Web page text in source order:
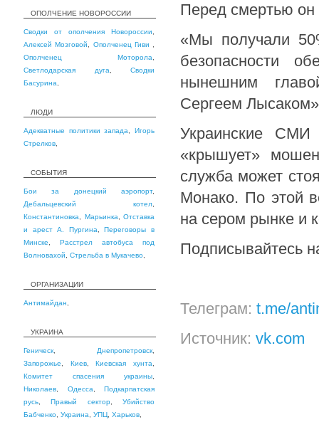
ОПОЛЧЕНИЕ НОВОРОССИИ
Сводки от ополчения Новороссии
Алексей Мозговой
Ополченец Гиви
Ополченец Моторола
Светлодарская дуга
Сводки
Басурина
ЛЮДИ
Адекватные политики запада ,Игорь
Стрелков
СОБЫТИЯ
Бои за донецкий аэропорт,
Дебальцевский котел
Константиновка
Марьинка
Отставка
и арест А. Пургина ,Переговоры в
Минске
Расстрел автобуса под
Волновахой
Стрельба в Мукачево
ОРГАНИЗАЦИИ
Антимайдан
УКРАИНА
Геническ Днепропетровск
Запорожье
Киев,Киевская хунта
Комитет спасения украины
Николаев
Одесса
Подкарпатская
русь ,Правый сектор,Убийство
Бабченко Украина УПЦ Харьков
Перед смертью он
«Мы получали
безопасности
нынешним
Сергеем
Украинские
«крышует»
служба может
Монако. По этой
на сером рынке и
Подписывайтесь
Телеграм: t.me/
Источник: vk.com